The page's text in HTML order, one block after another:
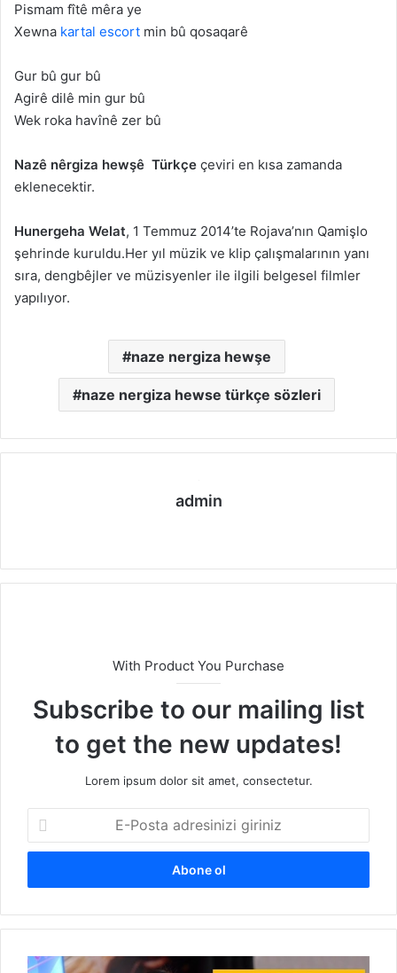
Pismam fîtê mêra ye
Xewna kartal escort min bû qosaqarê
Gur bû gur bû
Agirê dilê min gur bû
Wek roka havînê zer bû
Nazê nêrgiza hewşê Türkçe çeviri en kısa zamanda
eklenecektir.
Hunergeha Welat, 1 Temmuz 2014’te Rojava’nın Qamişlo
şehrinde kuruldu.Her yıl müzik ve klip çalışmalarının yanı
sıra, dengbêjler ve müzisyenler ile ilgili belgesel filmler
yapılıyor.
naze nergiza hewşe
naze nergiza hewse türkçe sözleri
admin
sit
With Product You Purchase
Subscribe to our mailing list
to get the new updates!
Lorem ipsum dolor sit amet, consectetur.
P
s
a
d
D